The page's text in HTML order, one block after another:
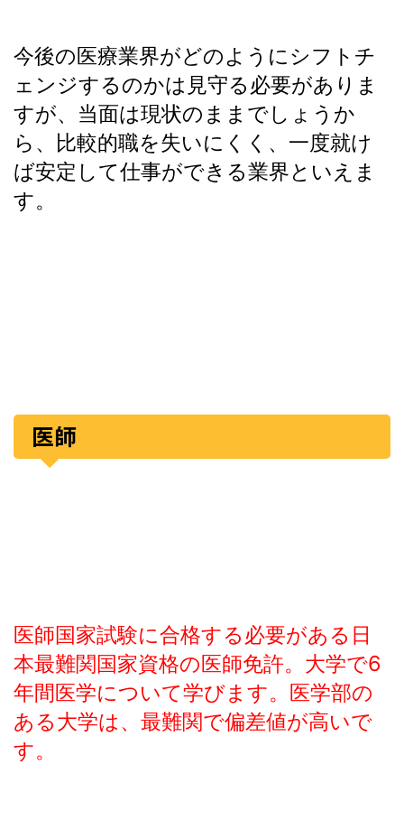
今後の医療業界がどのようにシフトチ
ェンジするのかは見守る必要がありま
すが、当面は現状のままでしょうか
ら、比較的職を失いにくく、一度就け
ば安定して仕事ができる業界といえま
す。
医師
医師国家試験に合格する必要がある日
本最難関国家資格の医師免許。大学で6
年間医学について学びます。医学部の
ある大学は、最難関で偏差値が高いで
す。